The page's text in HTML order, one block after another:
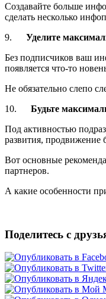
Создавайте больше
сделать несколько
9. Уделите
Без подписчиков ваш
появляется что-то
Не обязательно слепо
10. Будьте
Под активностью
развития, продвижение
Вот основные
партнеров.
А какие особенности
Поделитесь с